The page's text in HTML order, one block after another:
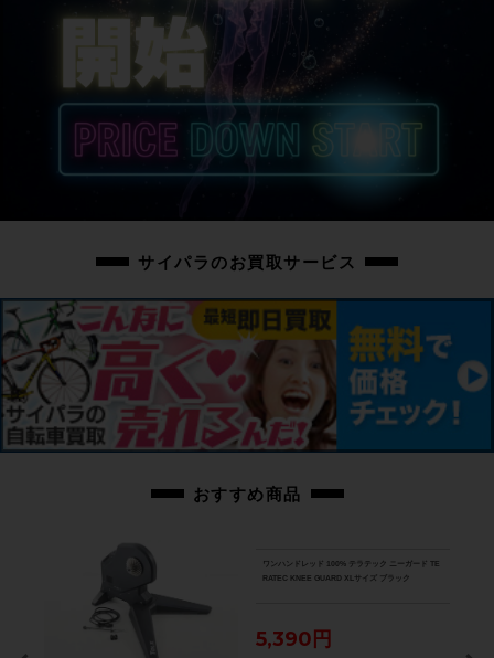
サイパラのお買取サービス
おすすめ商品
ワンハンドレッド 100% テラテック ニーガード TE
RATEC KNEE GUARD XLサイズ ブラック
5,390円